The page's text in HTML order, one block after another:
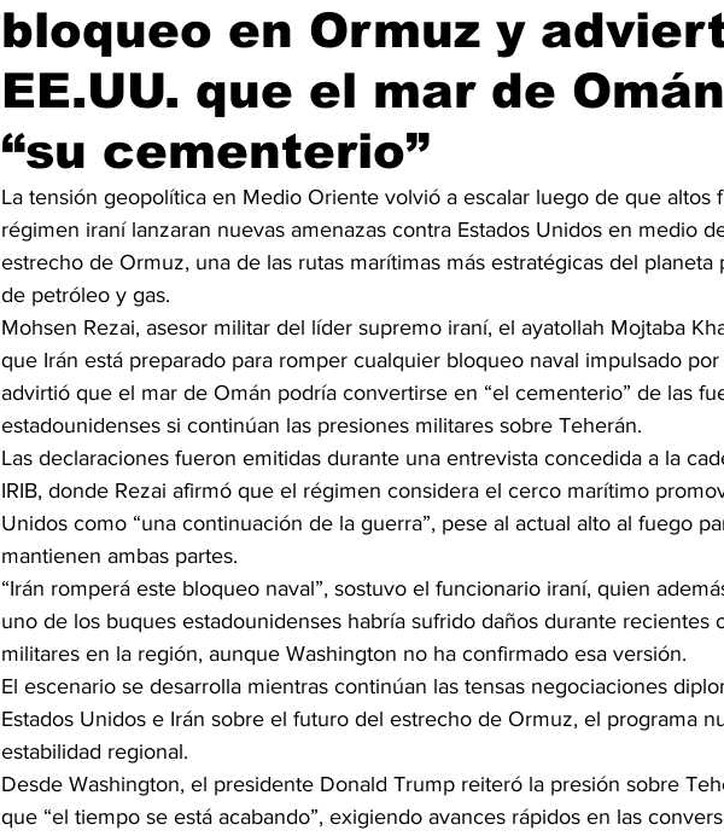
bloqueo en Ormuz y
EE.UU. que el mar de
“su cementerio”
La tensión geopolítica en Medio Oriente volvió a escalar luego de que altos
régimen iraní lanzaran nuevas amenazas contra Estados Unidos en medio
estrecho de Ormuz, una de las rutas marítimas más estratégicas del planeta
de petróleo y gas.
Mohsen Rezai, asesor militar del líder supremo iraní, el ayatollah Mojtaba
que Irán está preparado para romper cualquier bloqueo naval impulsado
advirtió que el mar de Omán podría convertirse en “el cementerio” de las
estadounidenses si continúan las presiones militares sobre Teherán.
Las declaraciones fueron emitidas durante una entrevista concedida a la
IRIB, donde Rezai afirmó que el régimen considera el cerco marítimo
Unidos como “una continuación de la guerra”, pese al actual alto al fuego
mantienen ambas partes.
“Irán romperá este bloqueo naval”, sostuvo el funcionario iraní, quien
uno de los buques estadounidenses habría sufrido daños durante recientes
militares en la región, aunque Washington no ha confirmado esa versión.
El escenario se desarrolla mientras continúan las tensas negociaciones
Estados Unidos e Irán sobre el futuro del estrecho de Ormuz, el programa
estabilidad regional.
Desde Washington, el presidente Donald Trump reiteró la presión sobre
que “el tiempo se está acabando”, exigiendo avances rápidos en las